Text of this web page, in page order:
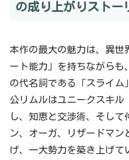
の成り上がりストー
本作の最大の魅力は、異世
ート能力」を持ちながらも
の代名詞である「スライム
公リムルはユニークスキル
し、知恵と交渉術、そして
ン、オーガ、リザードマン
げ、一大勢力を築き上げ